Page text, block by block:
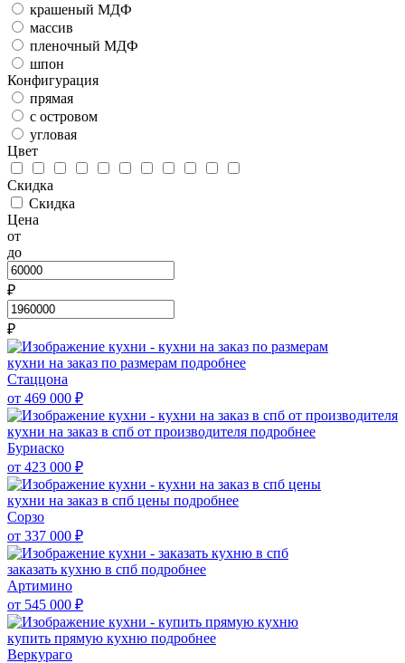
крашеный МДФ
массив
пленочный МДФ
шпон
Конфигурация
прямая
с островом
угловая
Цвет
Скидка
Скидка
Цена
от
до
₽
₽
кухни на заказ по размерам подробнее
Стаццона
от 469 000 ₽
кухни на заказ в спб от производителя подробнее
Буриаско
от 423 000 ₽
кухни на заказ в спб цены подробнее
Сорзо
от 337 000 ₽
заказать кухню в спб подробнее
Артимино
от 545 000 ₽
купить прямую кухню подробнее
Веркураго